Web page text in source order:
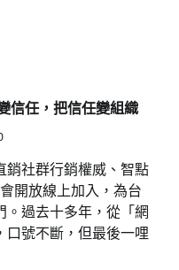
信任，把信任變組織
銷社群行銷權威、智點
開放線上加入，為台
。過去十多年，從「網
口號不斷，但最後一哩